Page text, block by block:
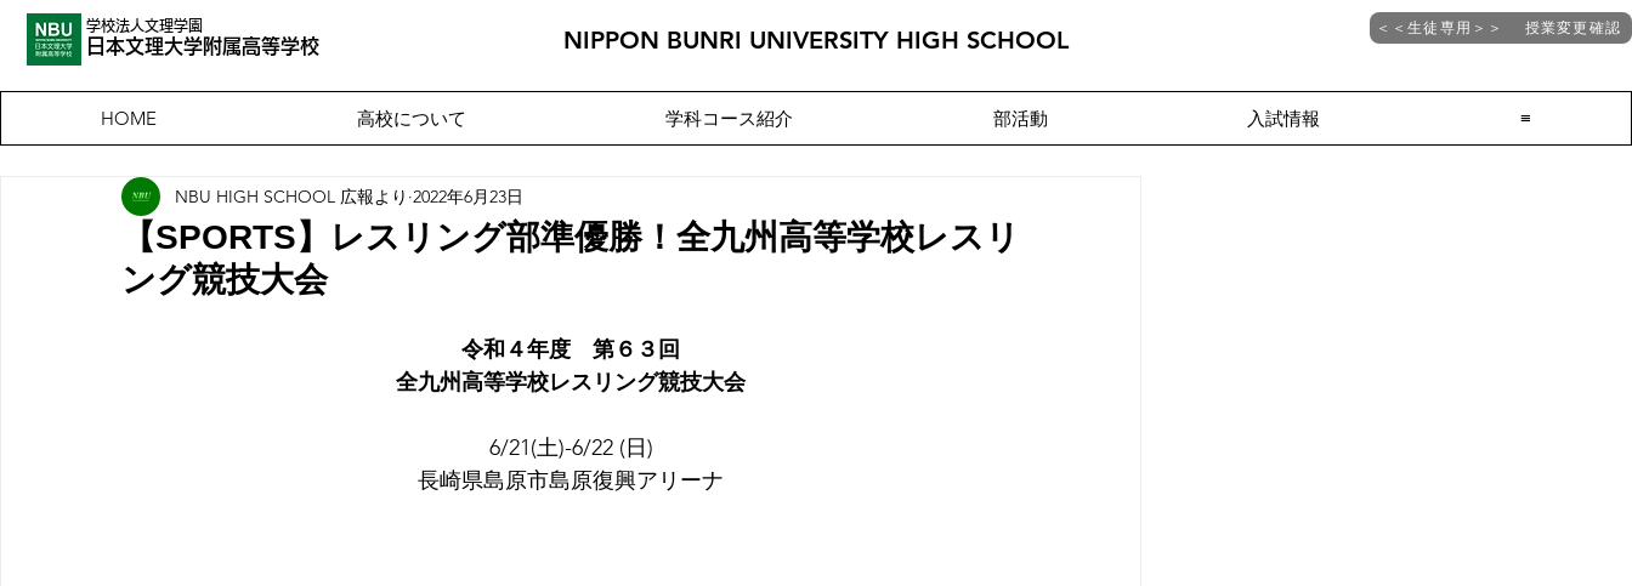
学校法人文理学園
​日本文理大学附属高等学校
＜＜生徒専用＞＞ 授業変更確認
NIPPON BUNRI UNIVERSITY HIGH SCHOOL
HOME 高校について 学科コース紹介 部活動 入試情報 ≡
【SPORTS】レスリング部準優勝！全九州高等学校レスリ
ング競技大会
NBU HIGH SCHOOL 広報より 2022年6月23日
令和４年度　第６３回
全九州高等学校レスリング競技大会
6/21(土)-6/22 (日)
長崎県島原市島原復興アリーナ